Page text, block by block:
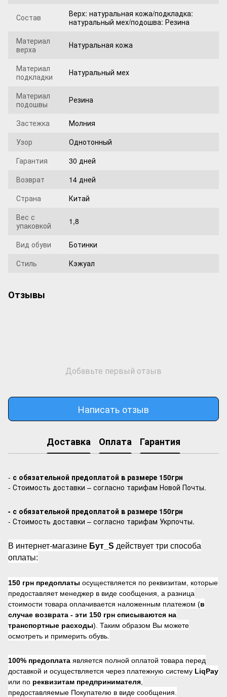
Состав
Верх: натуральная кожа/подкладка:
натуральный мех/подошва: Резина
Материал
верха
Натуральная кожа
Материал
подкладки
Натуральный мех
Материал
подошвы
Резина
Застежка
Молния
Узор
Однотонный
Гарантия
30 дней
Возврат
14 дней
Страна
Китай
Вес с
упаковкой
1,8
Вид обуви
Ботинки
Стиль
Кэжуал
Отзывы
Добавьте первый отзыв
Написать отзыв
Доставка Оплата Гарантия
- с обязательной предоплатой в размере 150грн
- Стоимость доставки – согласно тарифам Новой Почты.
- с обязательной предоплатой в размере 150грн
- Стоимость доставки – согласно тарифам Укрпочты.
В интернет-магазине Бут_S действует три способа
оплаты:
150 грн предоплаты осуществляется по реквизитам, которые
предоставляет менеджер в виде сообщения, а разница
стоимости товара оплачивается наложенным платежом (в
случае возврата - эти 150 грн списываются на
транспортные расходы). Таким образом Вы можете
осмотреть и примерить обувь.
100% предоплата является полной оплатой товара перед
доставкой и осуществляется через платежную систему LiqPay
или по реквизитам предпринимателя
предоставляемые Покупателю в виде сообщения.